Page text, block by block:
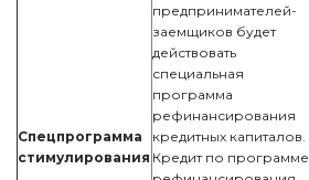
Спецпрограмма
стимулирования
предпринимателей-
заемщиков будет
действовать
специальная
программа
рефинансирования
кредитных капиталов.
Кредит по программе